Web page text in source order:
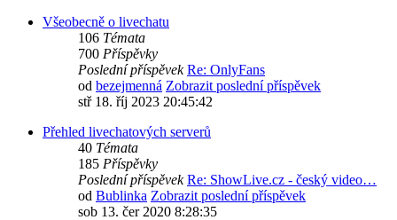
Všeobecně o livechatu
106 Témata
700 Příspěvky
Poslední příspěvek Re: OnlyFans
od bezejmenná Zobrazit poslední příspěvek
stř 18. říj 2023 20:45:42
Přehled livechatových serverů
40 Témata
185 Příspěvky
Poslední příspěvek Re: ShowLive.cz - český video…
od Bublinka Zobrazit poslední příspěvek
sob 13. čer 2020 8:28:35